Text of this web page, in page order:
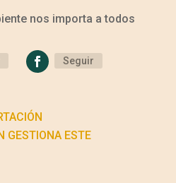
nos importa a todos
Seguir
GESTIONA ESTE